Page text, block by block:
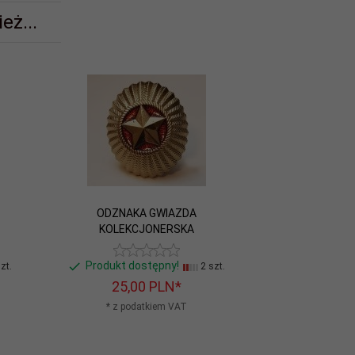
ODZNAKA GWIAZDA
KOLEKCJONERSKA
Produkt dostępny! 2 szt.
25,00 PLN*
* z podatkiem VAT